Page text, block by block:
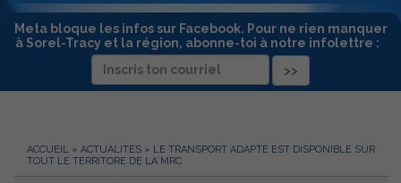
Meta bloque les infos sur Facebook. Pour ne rien manquer
à Sorel-Tracy et la région, abonne-toi à notre infolettre :
ACCUEIL » ACTUALITÉS » LE TRANSPORT ADAPTÉ EST DISPONIBLE SUR
TOUT LE TERRITORE DE LA MRC